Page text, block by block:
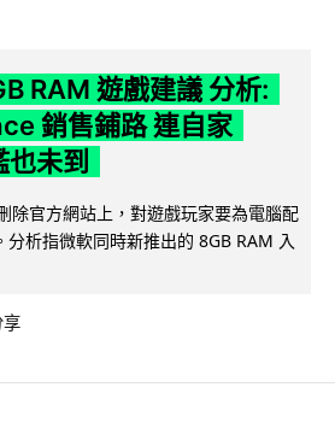
RAM 遊戲建議 分析:
銷售鋪路 連自家
未到
除官方網站上，對遊戲玩家要為電腦配
分析指微軟同時新推出的 8GB RAM 入